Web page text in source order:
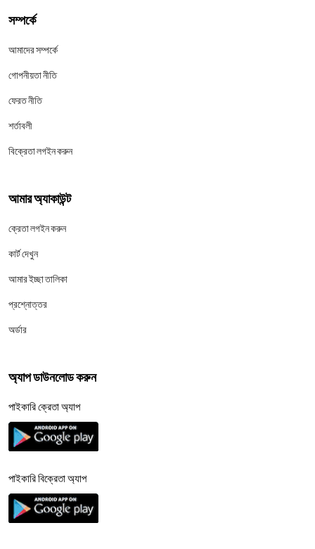
সম্পর্কে
আমাদের সম্পর্কে
গোপনীয়তা নীতি
ফেরত নীতি
শর্তাবলী
বিক্রেতা লগইন করুন
আমার অ্যাকাউন্ট
ক্রেতা লগইন করুন
কার্ট দেখুন
আমার ইচ্ছা তালিকা
প্রশ্নোত্তর
অর্ডার
অ্যাপ ডাউনলোড করুন
পাইকারি ক্রেতা অ্যাপ
পাইকারি বিক্রেতা অ্যাপ